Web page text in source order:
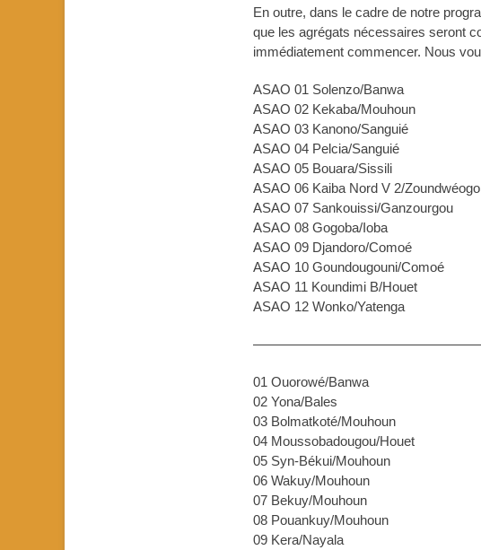
En outre, dans le cadre de notre
que les agrégats nécessaires seront
immédiatement commencer. Nous
ASAO 01 Solenzo/Banwa
ASAO 02 Kekaba/Mouhoun
ASAO 03 Kanono/Sanguié
ASAO 04 Pelcia/
ASAO 05 Bouara/Sissili
ASAO 06 Kaiba Nord V 2/
ASAO 07 Sankouissi/
ASAO 08 Gogoba/Ioba
ASAO 09 Djandoro/
ASAO 10 Goundougouni/
ASAO 11 Koundimi B/Houet
ASAO 12 Wonko/Yatenga
01 Ouorowé/Banwa
02 Yona/Bales
03 Bolmatkoté/Mouhoun
04 Moussobadougou/Houet
05 Syn-Békui/Mouhoun
06 Wakuy/Mouhoun
07 Bekuy/Mouhoun
08 Pouankuy/Mouhoun
09 Kera/Nayala